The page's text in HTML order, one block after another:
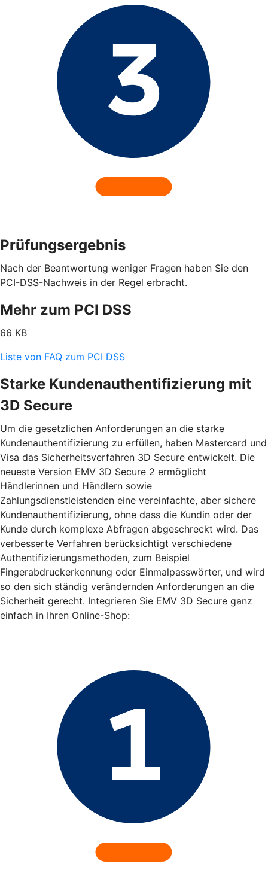
Prüfungsergebnis
Nach der Beantwortung weniger Fragen haben Sie den
PCI-DSS-Nachweis in der Regel erbracht.
Mehr zum PCI DSS
66 KB
Liste von FAQ zum PCI DSS
Starke Kundenauthentifizierung mit
3D Secure
Um die gesetzlichen Anforderungen an die starke
Kundenauthentifizierung zu erfüllen, haben Mastercard und
Visa das Sicherheitsverfahren 3D Secure entwickelt. Die
neueste Version EMV 3D Secure 2 ermöglicht
Händlerinnen und Händlern sowie
Zahlungsdienstleistenden eine vereinfachte, aber sichere
Kundenauthentifizierung, ohne dass die Kundin oder der
Kunde durch komplexe Abfragen abgeschreckt wird. Das
verbesserte Verfahren berücksichtigt verschiedene
Authentifizierungsmethoden, zum Beispiel
Fingerabdruckerkennung oder Einmalpasswörter, und wird
so den sich ständig verändernden Anforderungen an die
Sicherheit gerecht. Integrieren Sie EMV 3D Secure ganz
einfach in Ihren Online-Shop: